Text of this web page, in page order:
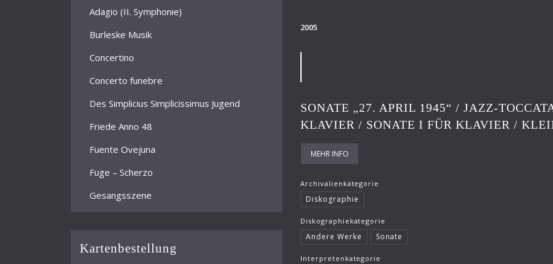
Adagio (II. Symphonie)
Burleske Musik
Concertino
Concerto funebre
Des Simplicius Simplicissimus Jugend
Friede Anno 48
Fuente Ovejuna
Fuge – Scherzo
Gesangsszene
I. Streichquartett "Carillon"
Kartenbestellung
2005
SONATE „27. APRIL 1945“ / JAZZ-
KLAVIER / SONATE I FÜR KLAVIER /
MEHR INFO
Archivalienkategorie
Diskographie
Diskographiekategorie
Andere Werke Sonate
Interpretenkategorie